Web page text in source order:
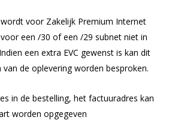
voor Zakelijk Premium Internet
een /30 of een /29 subnet niet in
een extra EVC gewenst is kan dit
de oplevering worden besproken.
in de bestelling, het factuuradres kan
worden opgegeven